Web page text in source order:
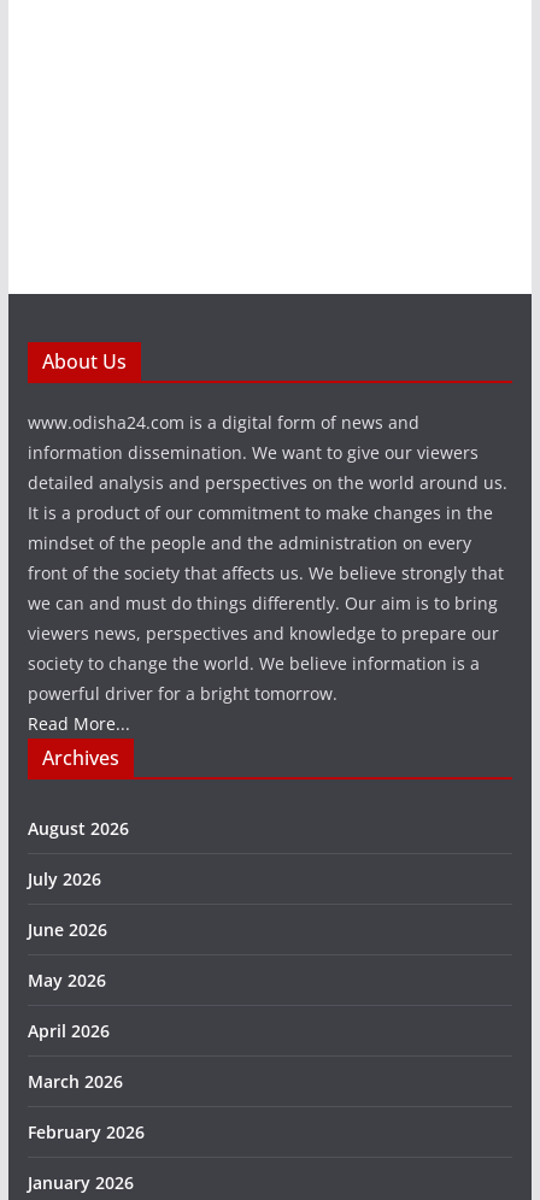
About Us
www.odisha24.com is a digital form of news and
information dissemination. We want to give our viewers
detailed analysis and perspectives on the world around us.
It is a product of our commitment to make changes in the
mindset of the people and the administration on every
front of the society that affects us. We believe strongly that
we can and must do things differently. Our aim is to bring
viewers news, perspectives and knowledge to prepare our
society to change the world. We believe information is a
powerful driver for a bright tomorrow.
Read More...
Archives
August 2026
July 2026
June 2026
May 2026
April 2026
March 2026
February 2026
January 2026